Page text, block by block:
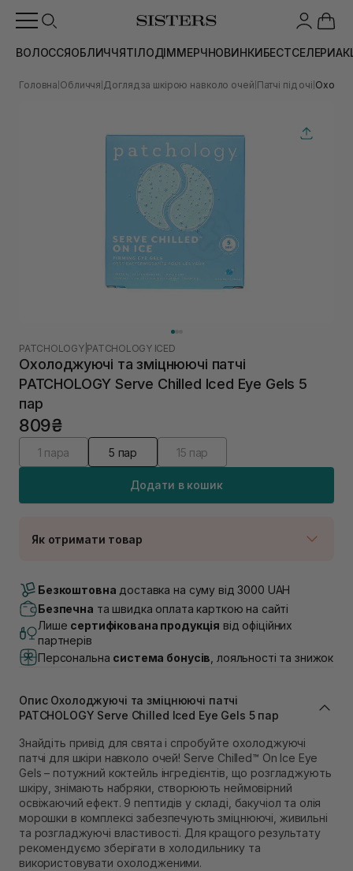
ВОЛОССЯОБЛИЧЧЯТІЛОДІММЕРЧНОВИНКИБЕСТСЕЛЕРИ
Головна Обличчя Догляд за шкірою навколо очей Патчі під очі
PATCHOLOGY| PATCHOLOGY ICED
Охолоджуючі та зміцнюючі патчі
PATCHOLOGY Serve Chilled Iced Eye Gels 5
пар
809₴
1 пара 5 пар 15 пар
Додати в кошик
Як отримати товар
В наявності
Самовивіз м. Луцьк, вул. Винниченка 4
Немає в наявності!
Самовивіз м. Львів, вул. Академіка Підстригача, 1В
(Duck’s Lake)
Немає в наявності!
Немає в наявності!
Самовивіз м. Львів, вул. Степана Бандери 45
Самовивіз м. Рівне, вул. 16-го Липня, 15
Немає в наявності!
Самовивіз м. Рівне, вул. Кулика і Гудачека 23 (ТЦ
Екватор)
Немає в наявності!
Безкоштовна доставка на суму від 3000 UAH
Безпечна та швидка оплата карткою на сайті
Лише сертифікована продукція від офіційних
партнерів
Персональна система бонусів , лояльності та знижок
Опис Охолоджуючі та зміцнюючі патчі
PATCHOLOGY Serve Chilled Iced Eye Gels 5 пар
Знайдіть привід для свята і спробуйте охолоджуючі
патчі для шкіри навколо очей! Serve Chilled™ On Ice Eye
Gels – потужний коктейль інгредієнтів, що розгладжують
шкіру, знімають набряки, створюють неймовірний
освіжаючий ефект. 9 пептидів у складі, бакучіол та олія
морошки в комплексі забезпечують зміцнюючі, живильні
та розгладжуючі властивості. Для кращого результату
рекомендуємо зберігати в холодильнику та
використовувати охолодженими.